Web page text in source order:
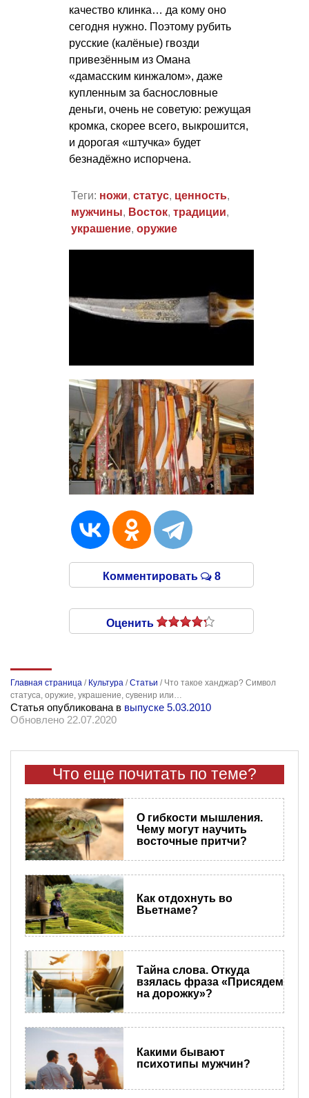
качество клинка… да кому оно
сегодня нужно. Поэтому рубить
русские (калёные) гвозди
привезённым из Омана
«дамасским кинжалом», даже
купленным за баснословные
деньги, очень не советую: режущая
кромка, скорее всего, выкрошится,
и дорогая «штучка» будет
безнадёжно испорчена.
Теги: ножи, статус, ценность,
мужчины, Восток, традиции,
украшение, оружие
Комментировать 8
Оценить
Главная страница / Культура /Статьи / Что такое ханджар? Символ
статуса, оружие, украшение, сувенир или…
Статья опубликована в выпуске 5.03.2010
Обновлено 22.07.2020
Что еще почитать по теме?
О гибкости мышления.
Чему могут научить
восточные притчи?
Как отдохнуть во
Вьетнаме?
Тайна слова. Откуда
взялась фраза «Присядем
на дорожку»?
Какими бывают
психотипы мужчин?